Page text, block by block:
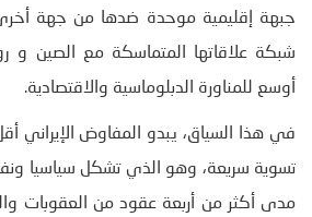
جبهة إقليمية موحدة ضدها من جهة
شبكة علاقاتها المتماسكة مع الصين و
أوسع للمناورة الدبلوماسية والاقتصادية.
في هذا السياق، يبدو المفاوض الإيراني
تسوية سريعة، وهو الذي تشكل سياسيا
مدى أكثر من أربعة عقود من العقوبات